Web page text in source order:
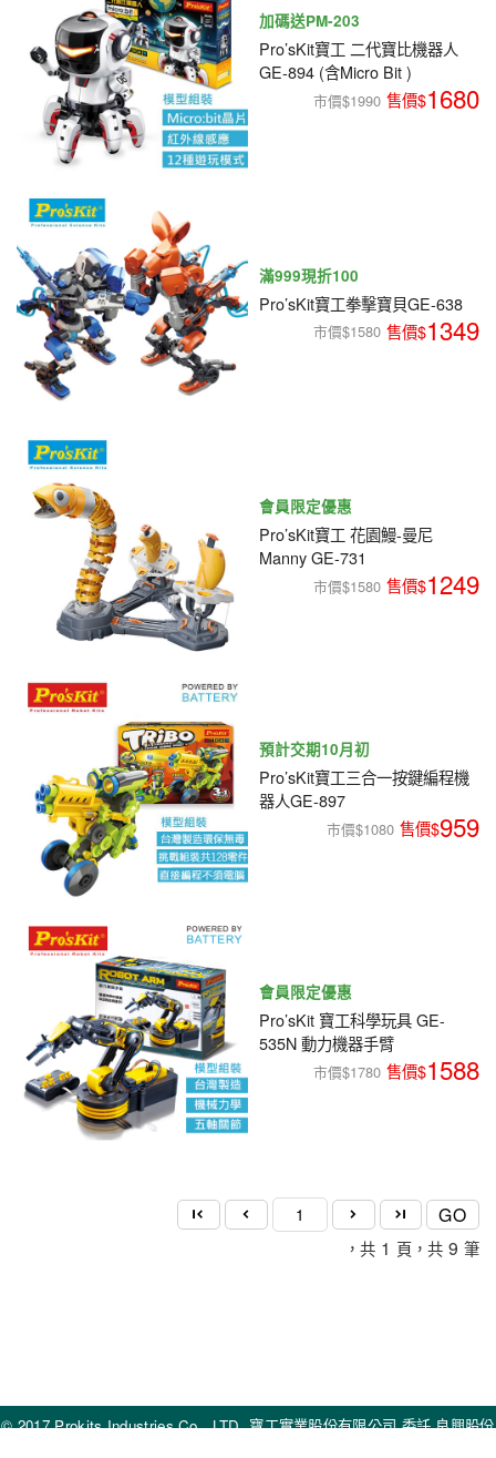
加碼送PM-203
Pro’sKit寶工 二代寶比機器人
GE-894 (含Micro Bit )
市價$1990 1680
滿999現折100
Pro’sKit寶工拳擊寶貝GE-638
市價$1580 1349
會員限定優惠
Pro’sKit寶工 花園鰻-曼尼
Manny GE-731
市價$1580 1249
預計交期10月初
Pro’sKit寶工三合一按鍵編程機
器人GE-897
市價$1080 959
會員限定優惠
Pro’sKit 寶工科學玩具 GE-
535N 動力機器手臂
市價$1780 1588
GO
，共 1 頁，共 9 筆
© 2017 Prokits Industries Co., LTD. 寶工實業股份有限公司 委託 良興股份